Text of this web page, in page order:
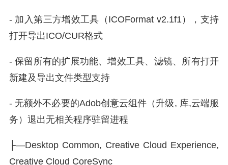
- 加入第三方增效工具（ICOFormat v2.1f1），支持
打开导出ICO/CUR格式
- 保留所有的扩展功能、增效工具、滤镜、所有打开
新建及导出文件类型支持
- 无额外不必要的Adob创意云组件（升级, 库,云端服
务）退出无相关程序驻留进程
├—Desktop Common, Creative Cloud Experience,
Creative Cloud CoreSync